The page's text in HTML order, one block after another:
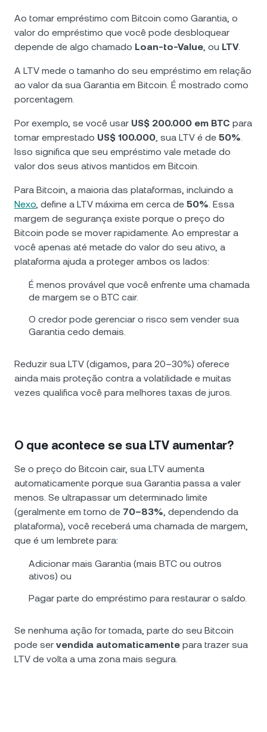
Ao tomar empréstimo com Bitcoin como Garantia, o
valor do empréstimo que você pode desbloquear
depende de algo chamado Loan-to-Value, ou LTV.
A LTV mede o tamanho do seu empréstimo em relação
ao valor da sua Garantia em Bitcoin. É mostrado como
porcentagem.
Por exemplo, se você usar US$ 200.000 em BTC para
tomar emprestado US$ 100.000, sua LTV é de 50%.
Isso significa que seu empréstimo vale metade do
valor dos seus ativos mantidos em Bitcoin.
Para Bitcoin, a maioria das plataformas, incluindo a
Nexo, define a LTV máxima em cerca de 50%. Essa
margem de segurança existe porque o preço do
Bitcoin pode se mover rapidamente. Ao emprestar a
você apenas até metade do valor do seu ativo, a
plataforma ajuda a proteger ambos os lados:
É menos provável que você enfrente uma chamada
de margem se o BTC cair.
O credor pode gerenciar o risco sem vender sua
Garantia cedo demais.
Reduzir sua LTV (digamos, para 20–30%) oferece
ainda mais proteção contra a volatilidade e muitas
vezes qualifica você para melhores taxas de juros.
O que acontece se sua LTV aumentar?
Se o preço do Bitcoin cair, sua LTV aumenta
automaticamente porque sua Garantia passa a valer
menos. Se ultrapassar um determinado limite
(geralmente em torno de 70–83%, dependendo da
plataforma), você receberá uma chamada de margem,
que é um lembrete para:
Adicionar mais Garantia (mais BTC ou outros
ativos) ou
Pagar parte do empréstimo para restaurar o saldo.
Se nenhuma ação for tomada, parte do seu Bitcoin
pode ser vendida automaticamente para trazer sua
LTV de volta a uma zona mais segura.